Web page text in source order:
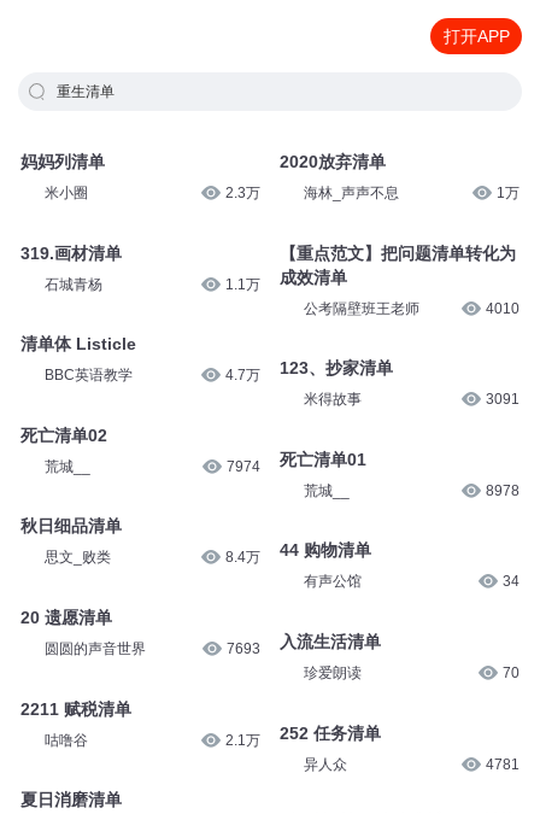
打开APP
重生清单
妈妈列清单
米小圈 2.3万
319.画材清单
石城青杨 1.1万
清单体 Listicle
BBC英语教学 4.7万
死亡清单02
荒城__ 7974
秋日细品清单
思文_败类 8.4万
20 遗愿清单
圆圆的声音世界 7693
2211 赋税清单
咕噜谷 2.1万
夏日消磨清单
2020放弃清单
海林_声声不息 1万
【重点范文】把问题清单转化为
成效清单
公考隔壁班王老师 4010
123、抄家清单
米得故事 3091
死亡清单01
荒城__ 8978
44 购物清单
有声公馆 34
入流生活清单
珍爱朗读 70
252 任务清单
异人众 4781